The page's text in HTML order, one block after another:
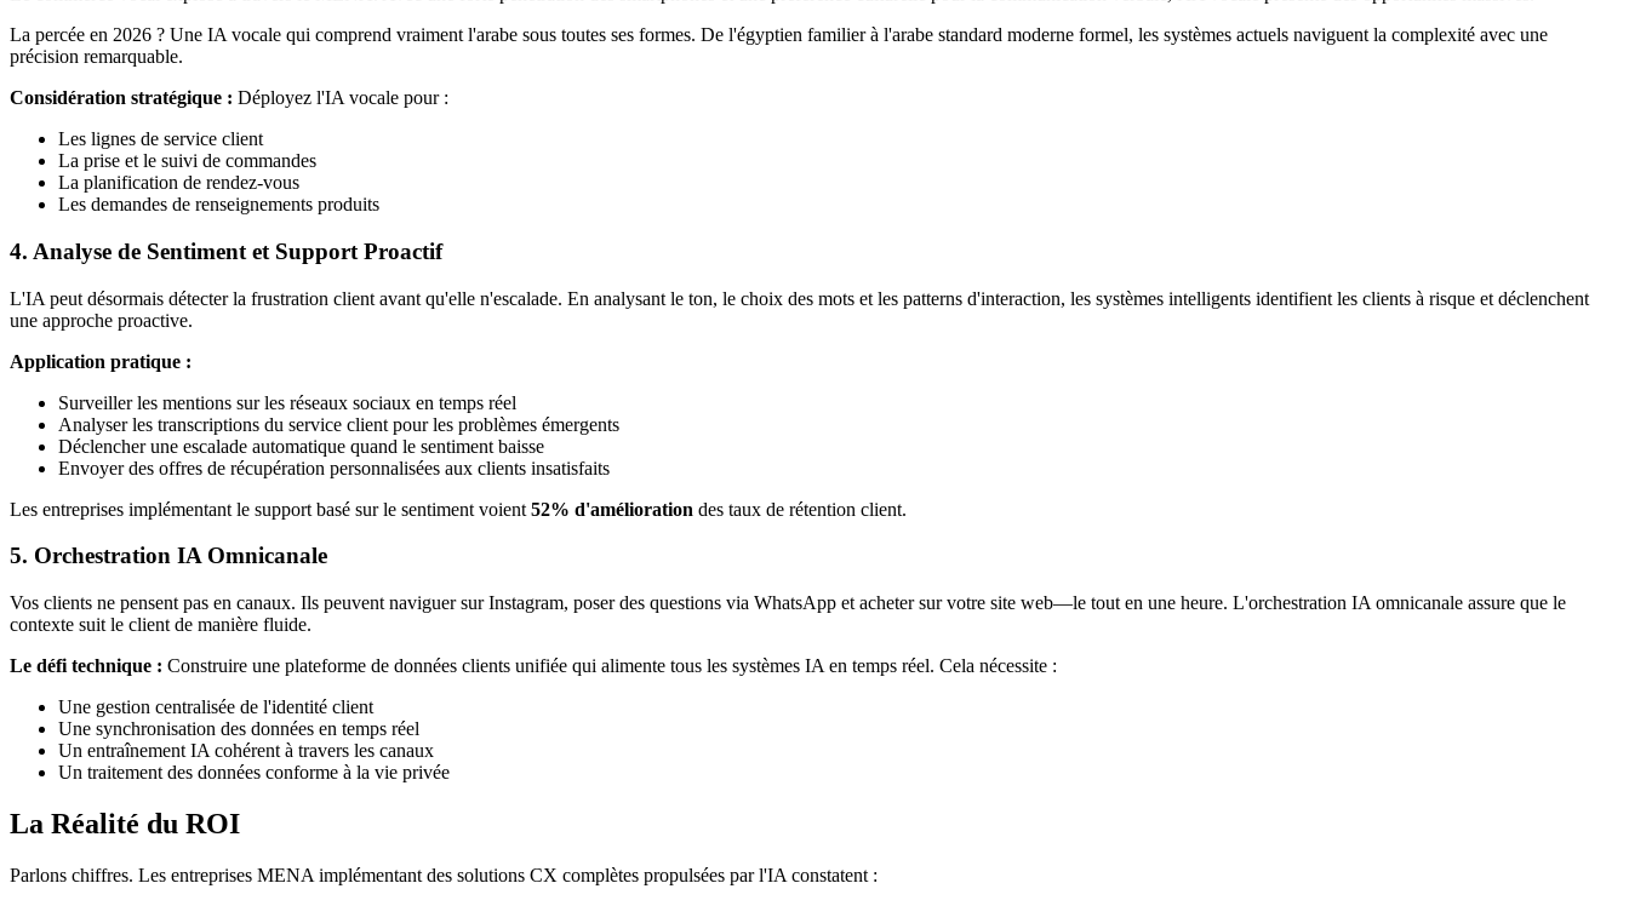
La percée en 2026 ? Une IA vocale qui comprend vraiment l'arabe sous toutes ses formes. De l'égyptien familier à l'arabe standard moderne formel, les systèmes actuels naviguent la complexité avec une
précision remarquable.
Considération stratégique : Déployez l'IA vocale pour :
Les lignes de service client
La prise et le suivi de commandes
La planification de rendez-vous
Les demandes de renseignements produits
4. Analyse de Sentiment et Support Proactif
L'IA peut désormais détecter la frustration client avant qu'elle n'escalade. En analysant le ton, le choix des mots et les patterns d'interaction, les systèmes intelligents identifient les clients à risque et déclenchent
une approche proactive.
Application pratique :
Surveiller les mentions sur les réseaux sociaux en temps réel
Analyser les transcriptions du service client pour les problèmes émergents
Déclencher une escalade automatique quand le sentiment baisse
Envoyer des offres de récupération personnalisées aux clients insatisfaits
Les entreprises implémentant le support basé sur le sentiment voient 52% d'amélioration des taux de rétention client.
5. Orchestration IA Omnicanale
Vos clients ne pensent pas en canaux. Ils peuvent naviguer sur Instagram, poser des questions via WhatsApp et acheter sur votre site web—le tout en une heure. L'orchestration IA omnicanale assure que le
contexte suit le client de manière fluide.
Le défi technique : Construire une plateforme de données clients unifiée qui alimente tous les systèmes IA en temps réel. Cela nécessite :
Une gestion centralisée de l'identité client
Une synchronisation des données en temps réel
Un entraînement IA cohérent à travers les canaux
Un traitement des données conforme à la vie privée
La Réalité du ROI
Parlons chiffres. Les entreprises MENA implémentant des solutions CX complètes propulsées par l'IA constatent :